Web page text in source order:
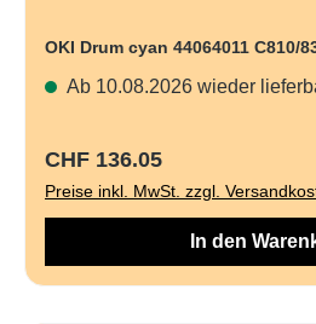
OKI Drum cyan 44064011 C810/
Ab 10.08.2026 wieder
Regulärer Preis:
CHF 136.05
Preise inkl. MwSt. zzgl.
In den